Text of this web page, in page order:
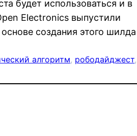
будет использоваться и в
Electronics выпустили
создания этого шилда
алгоритм, рободайджест